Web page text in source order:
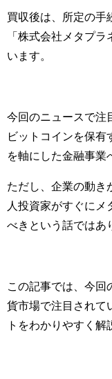
買収後は、所定の手
「株式会社メタプ
います。
今回のニュースで注
ビットコインを保有
を軸にした金融事業
ただし、企業の動き
人投資家がすぐにメ
べきという話ではあ
この記事では、今回
貨市場で注目されて
トをわかりやすく解